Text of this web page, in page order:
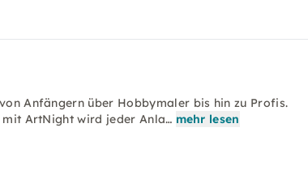
Anfängern über Hobbymaler bis hin zu Profis.
mit ArtNight wird jeder Anla… mehr lesen